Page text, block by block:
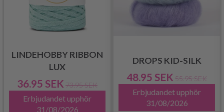
LINDEHOBBY RIBBON
LUX
36.95 SEK 73.95 SEK
Erbjudandet upphör
31/08/2026
DROPS KID-SILK
48.95 SEK 55.95 SEK
Erbjudandet upphör
31/08/2026